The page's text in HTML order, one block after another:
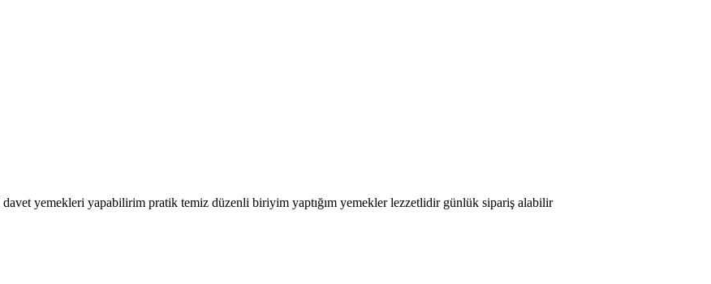
yemekleri yapabilirim pratik temiz düzenli biriyim yaptığım yemekler lezzetlidir günlük sipariş alabilir